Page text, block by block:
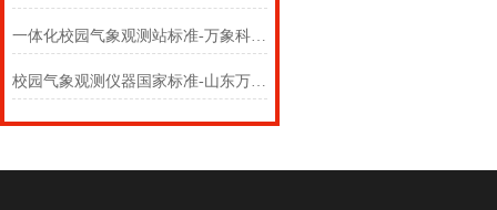
一体化校园气象观测站标准-万象科普：是一款高大上的校园气象站#（2024）
校园气象观测仪器国家标准-山东万象：是一款不怕风吹雨打的校园气象监测站#